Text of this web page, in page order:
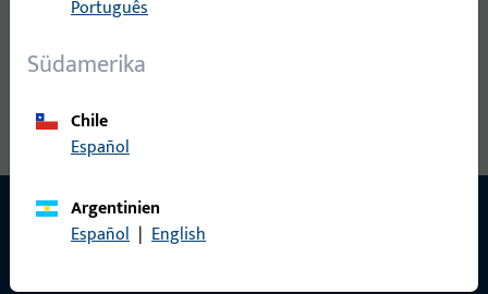
Português
Südamerika
Chile
Español
Argentinien
Español | English